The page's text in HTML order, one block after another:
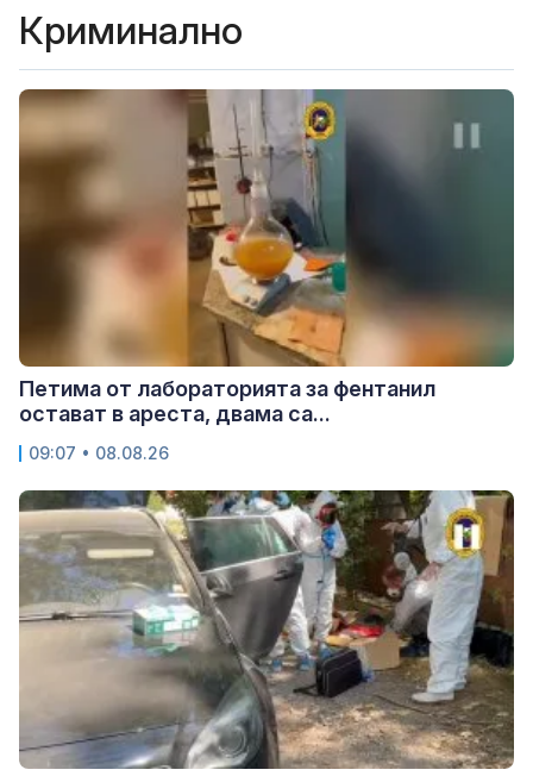
Криминално
Петима от лабораторията за фентанил
остават в ареста, двама са...
09:07 • 08.08.26